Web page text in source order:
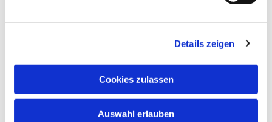
Details zeigen
Cookies zulassen
Auswahl erlauben